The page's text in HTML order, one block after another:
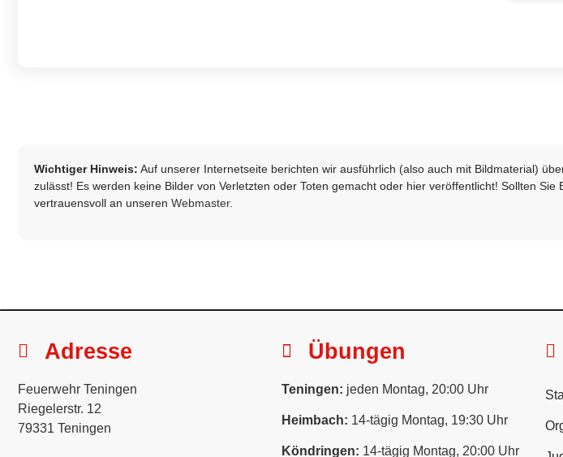
Wichtiger Hinweis: Auf unserer Internetseite berichten wir ausführlich (also auch mit Bildmaterial)
zulässt! Es werden keine Bilder von Verletzten oder Toten gemacht oder hier veröffentlicht! Sollten
vertrauensvoll an unseren Webmaster.
Adresse
Feuerwehr Teningen
Riegelerstr. 12
79331 Teningen
Übungen
Teningen: jeden Montag, 20:00 Uhr
Heimbach: 14-tägig Montag, 19:30 Uhr
Köndringen: 14-tägig Montag, 20:00 Uhr